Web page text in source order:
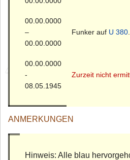
00.00.0000
–
00.00.0000
Funker auf U 380.
00.00.0000
-
08.05.1945
Zurzeit nicht
ANMERKUNGEN
Hinweis: Alle blau